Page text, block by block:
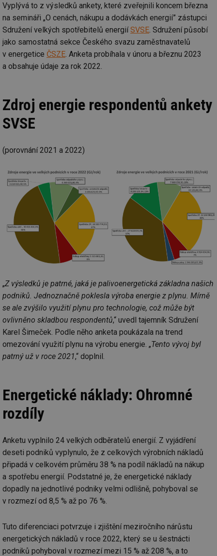
Vyplývá to z výsledků ankety, které zveřejnili koncem března
na semináři „O cenách, nákupu a dodávkách energií” zástupci
Sdružení velkých spotřebitelů energiíSVSE. Sdružení působí
jako samostatná sekce Českého svazu zaměstnavatelů
v energetice ČSZE. Anketa probíhala v únoru a březnu 2023
a obsahuje údaje za rok 2022.
Zdroj energie respondentů ankety
SVSE
(porovnání 2021 a 2022)
„Z výsledků je patrné, jaká je palivoenergetická základna našich
podniků. Jednoznačně poklesla výroba energie z plynu. Mírně
se ale zvýšilo využití plynu pro technologie, což může být
ovlivněno skladbou respondentů,“ uvedl tajemník Sdružení
Karel Šimeček. Podle něho anketa poukázala na trend
omezování využití plynu na výrobu energie. „Tento vývoj byl
patrný už v roce 2021,“ doplnil.
Energetické náklady: Ohromné
rozdíly
Anketu vyplnilo 24 velkých odběratelů energií. Z vyjádření
deseti podniků vyplynulo, že z celkových výrobních nákladů
připadá v celkovém průměru 38 % na podíl nákladů na nákup
a spotřebu energií. Podstatné je, že energetické náklady
dopadly na jednotlivé podniky velmi odlišně, pohyboval se
v rozmezí od 8,5 % až po 76 %.
Tuto diferenciaci potvrzuje i zjištění meziročního nárůstu
energetických nákladů v roce 2022, který se u šestnácti
podniků pohyboval v rozmezí mezi 15 % až 208 %, a to